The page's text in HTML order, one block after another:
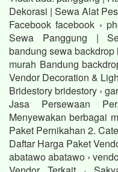
Dekorasi | Sewa Alat
Facebook facebook ›
Sewa Panggung |
bandung sewa
murah Bandung
Vendor Decoration &
Bridestory bridestory ›
Jasa Persewaan
Menyewakan berbagai
Paket Pernikahan 2.
Daftar Harga Paket
abatawo abatawo ›